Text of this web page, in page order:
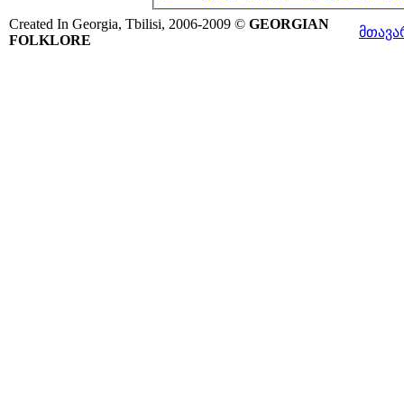
Created In Georgia, Tbilisi, 2006-2009 © GEORGIAN
FOLKLORE